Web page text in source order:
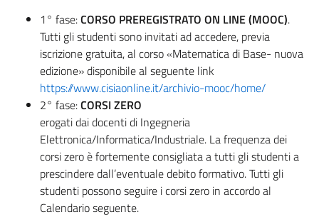
1° fase:CORSO PREREGISTRATO ON LINE (MOOC).
Tutti gli studenti sono invitati ad accedere, previa
iscrizione gratuita, al corso «Matematica di Base- nuova
edizione» disponibile al seguente link
https://www.cisiaonline.it/archivio-mooc/home/
2° fase:CORSI ZERO
erogati dai docenti di Ingegneria
Elettronica/Informatica/Industriale. La frequenza dei
corsi zero è fortemente consigliata a tutti gli studenti a
prescindere dall’eventuale debito formativo. Tutti gli
studenti possono seguire i corsi zero in accordo al
Calendario seguente.